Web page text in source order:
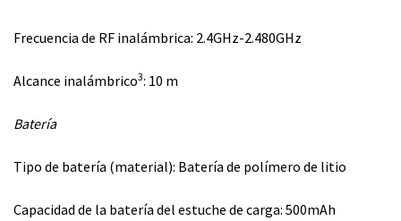
Frecuencia de RF inalámbrica: 2.4GHz-2.480GHz
Alcance inalámbrico3: 10 m
Batería
Tipo de batería (material): Batería de polímero de litio
Capacidad de la batería del estuche de carga: 500mAh